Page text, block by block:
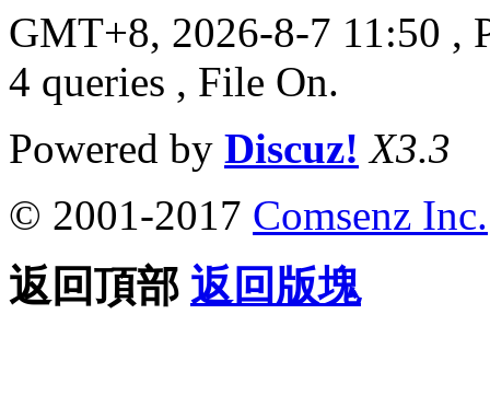
GMT+8, 2026-8-7 11:50 ,
4 queries , File On.
Powered by Discuz! X3.3
© 2001-2017 Comsenz Inc.
返回頂部 返回版塊